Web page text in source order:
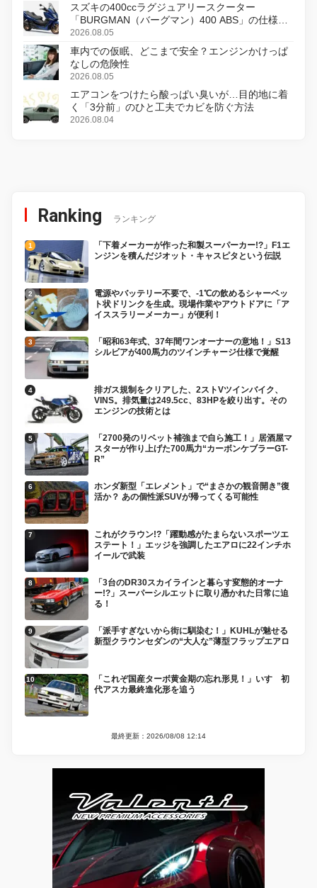
スズキの400ccラグジュアリースクーター
「BURGMAN（バーグマン）400 ABS」の仕様を
変更し、8月18日に発売
2026.08.05
車内での仮眠、どこまで安全？エンジンかけっぱ
なしの危険性
2026.08.05
エアコンをつけたら酸っぱい臭いが…目的地に着
く「3分前」のひと工夫でカビを防ぐ方法
2026.08.04
Ranking ランキング
「下着メーカーが作った和製スーパーカー!?」F1エ
ンジンを積んだジオット・キャスピタという伝説
電源やバッテリー不要で、-1℃の飲めるシャーベッ
ト状ドリンクを生成。現場作業やアウトドアに「ア
イススラリーメーカー」が便利！
「昭和63年式、37年間ワンオーナーの意地！」S13
シルビアが400馬力のツインチャージ仕様で覚醒
排ガス規制をクリアした、2ストVツインバイク、
VINS。排気量は249.5cc、83HPを絞り出す。その
エンジンの技術とは
「2700発のリベット補強まで自ら施工！」居酒屋マ
スターが作り上げた700馬力“カーボンケブラーGT-
R”
ホンダ新型「エレメント」で“まさかの観音開き”復
活か？ あの個性派SUVが帰ってくる可能性
これがクラウン!?「躍動感がたまらないスポーツエ
ステート！」エッジを強調したエアロに22インチホ
イールで武装
「3台のDR30スカイラインと暮らす変態的オーナ
ー!?」スーパーシルエットに取り憑かれた日常に迫
る！
「派手すぎないから街に馴染む！」KUHLが魅せる
新型クラウンセダンの“大人な”薄型フラップエアロ
「これぞ国産ターボ黄金期の忘れ形見！」いすゞ初
代アスカ最終進化形を追う
最終更新：2026/08/08 12:14